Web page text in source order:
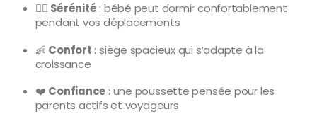
🧘‍♂️ Sérénité : bébé peut dormir confortablement
pendant vos déplacements
👶 Confort : siège spacieux qui s’adapte à la
croissance
❤️ Confiance : une poussette pensée pour les
parents actifs et voyageurs